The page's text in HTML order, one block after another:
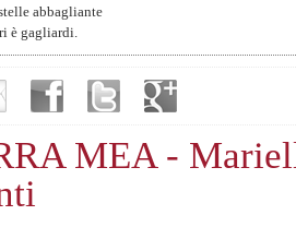
abbagliante
è gagliardi.
e voce.
canta
MEA -